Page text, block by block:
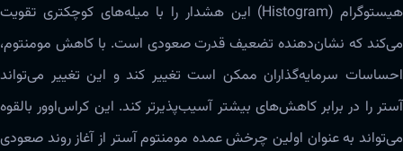
هیستوگرام (Histogram) این هشدار را با میله‌های کوچکتری تقویت
می‌کند که نشان‌دهنده تضعیف قدرت صعودی است. با کاهش مومنتوم،
احساسات سرمایه‌گذاران ممکن است تغییر کند و این تغییر می‌تواند
آستر را در برابر کاهش‌های بیشتر آسیب‌پذیرتر کند. این کراس‌اوور بالقوه
می‌تواند به عنوان اولین چرخش عمده مومنتوم آستر از آغاز روند صعودی